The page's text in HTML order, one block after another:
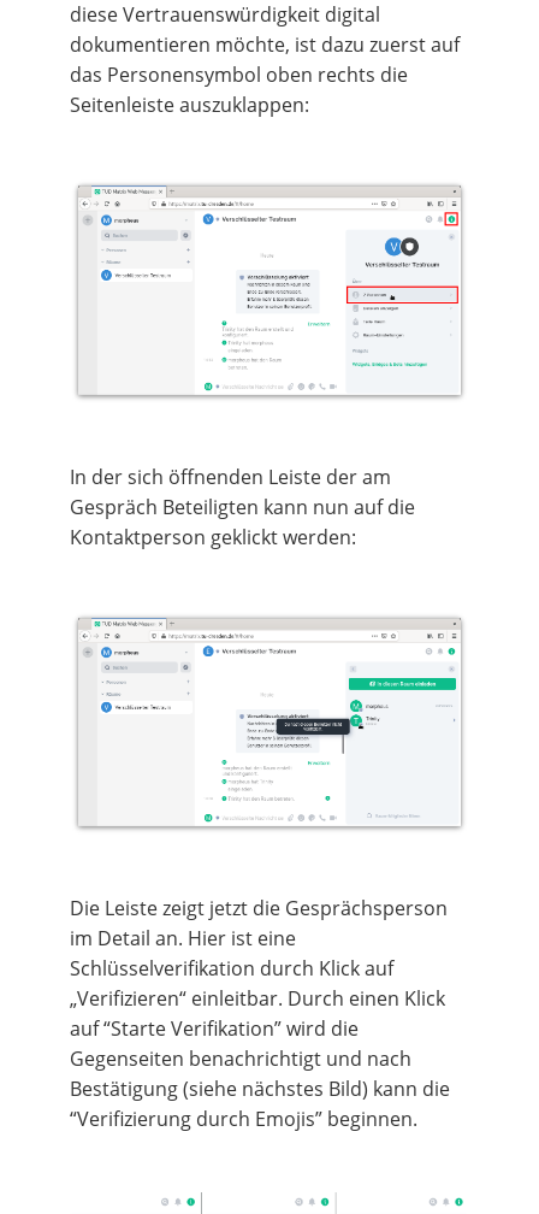
diese Vertrauenswürdigkeit digital
dokumentieren möchte, ist dazu zuerst auf
das Personensymbol oben rechts die
Seitenleiste auszuklappen:
In der sich öffnenden Leiste der am
Gespräch Beteiligten kann nun auf die
Kontaktperson geklickt werden:
Die Leiste zeigt jetzt die Gesprächsperson
im Detail an. Hier ist eine
Schlüsselverifikation durch Klick auf
„Verifizieren“ einleitbar. Durch einen Klick
auf “Starte Verifikation” wird die
Gegenseiten benachrichtigt und nach
Bestätigung (siehe nächstes Bild) kann die
“Verifizierung durch Emojis” beginnen.